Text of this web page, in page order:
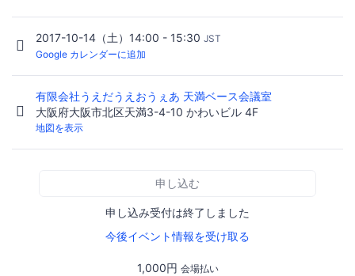
2017-10-14（土）14:00 - 15:30 JST
Google カレンダーに追加
有限会社うえだうえおうぇあ 天満ベース会議室
大阪府大阪市北区天満3-4-10 かわいビル 4F
地図を表示
申し込む
申し込み受付は終了しました
今後イベント情報を受け取る
1,000円 会場払い